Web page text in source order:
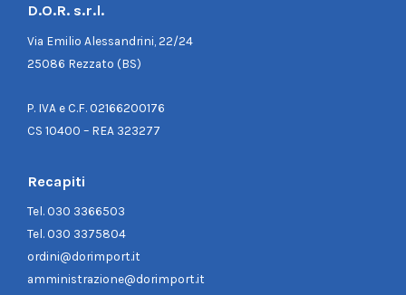
D.O.R. s.r.l.
Via Emilio Alessandrini, 22/24
25086 Rezzato (BS)
P. IVA e C.F. 02166200176
CS 10400 – REA 323277
Recapiti
Tel.030 3366503
Tel.030 3375804
ordini@dorimport.it
amministrazione@dorimport.it